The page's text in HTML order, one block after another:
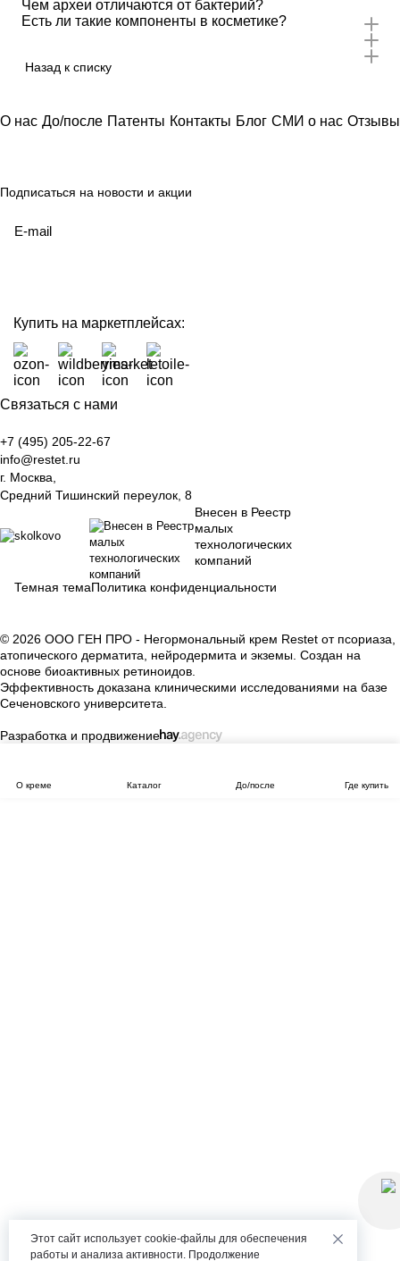
Чем археи отличаются от бактерий?
Есть ли такие компоненты в косметике?
Назад к списку
О нас До/после Патенты Контакты Блог СМИ о нас Отзывы
Подписаться на новости и акции
Купить на маркетплейсах:
Связаться с нами
+7 (495) 205-22-67
info@restet.ru
г. Москва,
Средний Тишинский переулок, 8
Внесен в Реестр
малых
технологических
компаний
Темная темаПолитика конфиденциальности
© 2026 ООО ГЕН ПРО - Негормональный крем Restet от псориаза,
атопического дерматита, нейродермита и экземы. Создан на
основе биоактивных ретиноидов.
Эффективность доказана клиническими исследованиями на базе
Сеченовского университета.
Разработка и продвижение
О креме Каталог До/после Где купить
Этот сайт использует cookie-файлы для обеспечения
работы и анализа активности. Продолжение